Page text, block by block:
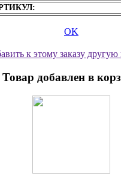
OK
к этому заказу
Товар добавлен в